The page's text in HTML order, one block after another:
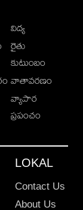
విద్య
రైతు
కుటుంబం
వాతావరణం
వ్యాపార
ప్రపంచం
LOKAL
Contact Us
About Us